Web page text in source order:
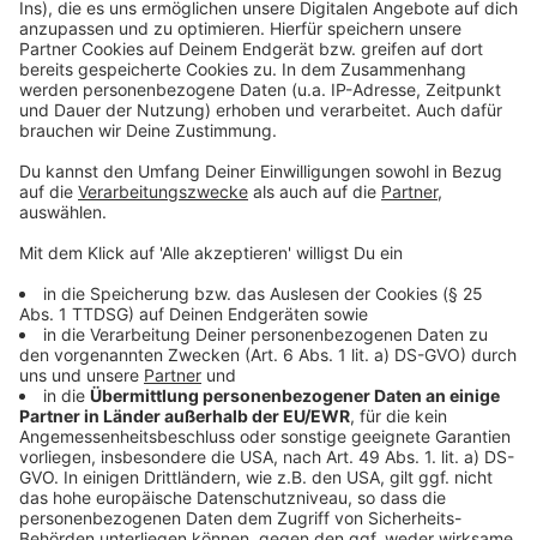
der Leistungsdruck in den unteren Klassen verringert
werden und, so der DFB, die sportliche Entwicklung
der Kinder stärker in den Vordergrund rücken.
Deswegen wird es in der G- und F-Jugend keine
Meisterschaftsrunde mehr geben. Stattdessen sind
Mannschaften und Spielfeldern geplant. Außerdem
soll es ein Rotationsprinzip geben, dass allen Kindern
ermöglichen soll, auch am Spiel teilzunehmen. Eine
Seite des DFB.
Autor: David Müller
Anzeige